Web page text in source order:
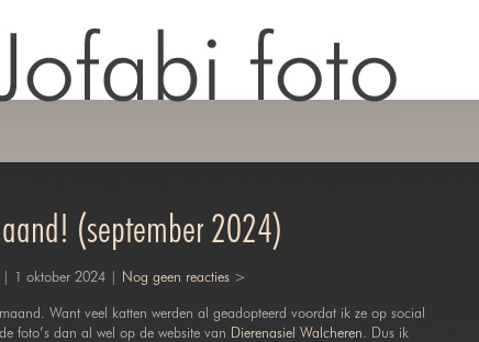
(september 2024)
1 oktober 2024 | Nog geen reacties >
Want veel katten werden al geadopteerd voordat ik ze op social
foto’s dan al wel op de website van Dierenasiel Walcheren . Dus ik